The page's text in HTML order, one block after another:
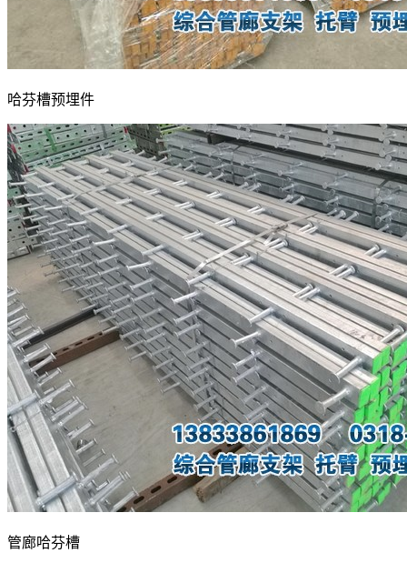
哈芬槽预埋件
管廊哈芬槽